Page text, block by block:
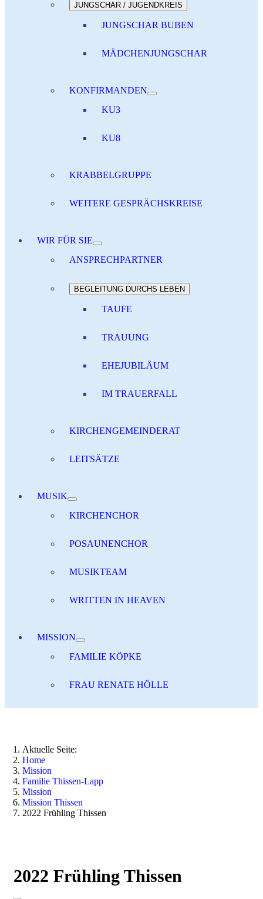
JUNGSCHAR / JUGENDKREIS
JUNGSCHAR BUBEN
MÄDCHENJUNGSCHAR
KONFIRMANDEN
KU3
KU8
KRABBELGRUPPE
WEITERE GESPRÄCHSKREISE
WIR FÜR SIE
ANSPRECHPARTNER
BEGLEITUNG DURCHS LEBEN
TAUFE
TRAUUNG
EHEJUBILÄUM
IM TRAUERFALL
KIRCHENGEMEINDERAT
LEITSÄTZE
MUSIK
KIRCHENCHOR
POSAUNENCHOR
MUSIKTEAM
WRITTEN IN HEAVEN
MISSION
FAMILIE KÖPKE
FRAU RENATE HÖLLE
Aktuelle Seite:
Home
Mission
Familie Thissen-Lapp
Mission
Mission Thissen
2022 Frühling Thissen
2022 Frühling Thissen